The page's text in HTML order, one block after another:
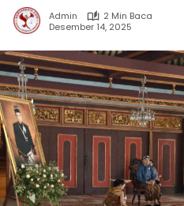
Admin
2 Min Baca
Desember 14, 2025